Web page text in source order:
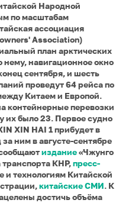
Народной
по масштабам
ассоциация
Association)
план арктических
нему, навигационное окно
сентября, и шесть
проведут 64 рейса по
Китаем и Европой.
контейнерные перевозки
их было 23. Первое судно
XIN HAI 1 прибудет в
ним в августе-сентябре
издание«Чжунго
транспорта КНР,пресс-
и технологиям Китайской
китайские СМИ. К
достичь объёма